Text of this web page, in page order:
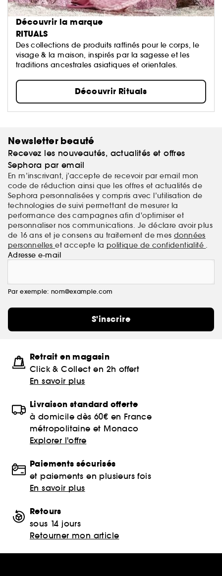
Découvrir la marque
RITUALS
Des collections de produits raffinés pour le corps, le
visage & la maison, inspirés par la sagesse et les
traditions ancestrales asiatiques et orientales.
Découvrir Rituals
Newsletter beauté
Recevez les nouveautés, actualités et offres
Sephora par email
En m’inscrivant, j’accepte de recevoir par email mon
code de réduction ainsi que les offres et actualités de
Sephora personnalisées y compris avec l’utilisation de
technologies de suivi permettant de mesurer la
performance des campagnes afin d'optimiser et
personnaliser nos communications. Je déclare avoir plus
de 16 ans et je consens au traitement de mes données
personnelleset accepte la politique de confidentialité .
Adresse e-mail
Par exemple: nom@example.com
S'inscrire
Retrait en magasin
Click & Collect en 2h offert
En savoir plus
Livraison standard offerte
à domicile dès 60€ en France
métropolitaine et Monaco
Explorer l'offre
Paiements sécurisés
et paiements en plusieurs fois
En savoir plus
Retours
sous 14 jours
Retourner mon article